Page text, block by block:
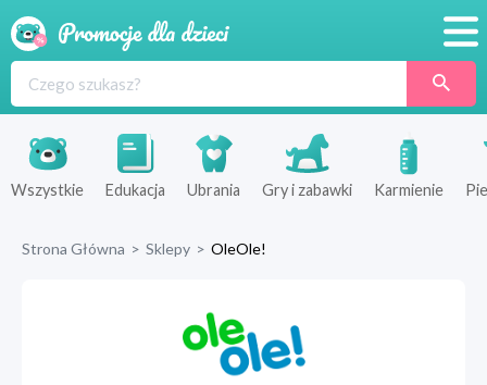
Produkty
Sklepy
Wszystkie Edukacja Ubrania Gry i zabawki Karmienie
Strona Główna > Sklepy > OleOle!